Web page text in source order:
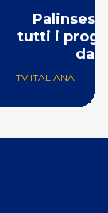
tutti i
da
TV ITALIANA